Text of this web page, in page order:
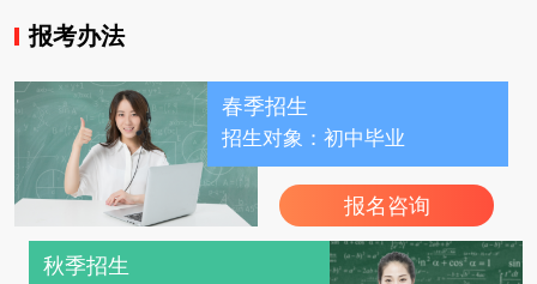
报考办法
春季招生
招生对象：初中毕业
报名咨询
秋季招生